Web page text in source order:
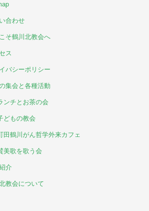
合わせ
そ鶴川北教会へ
ス
バシーポリシー
集会と各種活動
ンチとお茶の会
どもの教会
田鶴川がん哲学外来カフェ
美歌を歌う会
介
教会について